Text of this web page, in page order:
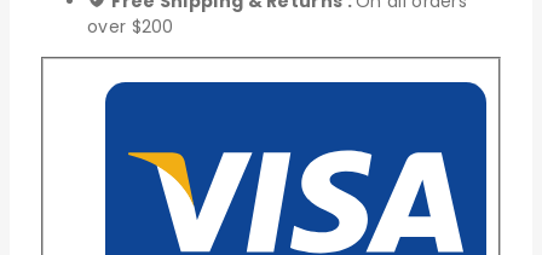
over $200